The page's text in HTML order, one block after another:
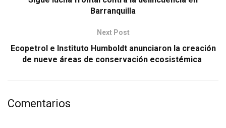
Barranquilla
Next Post
Ecopetrol e Instituto Humboldt anunciaron la creación
de nueve áreas de conservación ecosistémica
Comentarios